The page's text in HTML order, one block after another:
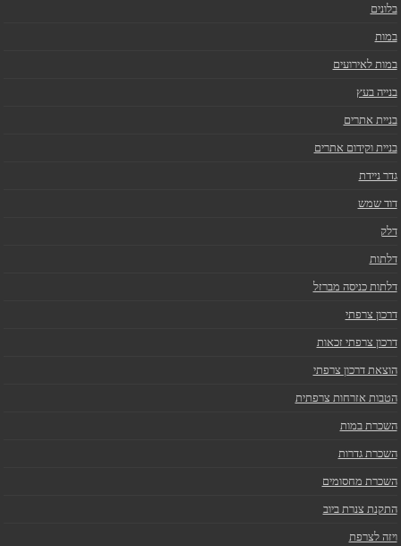
בלונים
במות
במות לאירועים
בנייה בעץ
בניית אתרים
בניית וקידום אתרים
גדר ניידת
דוד שמש
דלק
דלתות
דלתות כניסה מברזל
דרכון צרפתי
דרכון צרפתי זכאות
הוצאת דרכון צרפתי
הטבות אזרחות צרפתית
השכרת במות
השכרת גדרות
השכרת מחסומים
התקנת צנרת ביוב
ויזה לצרפת